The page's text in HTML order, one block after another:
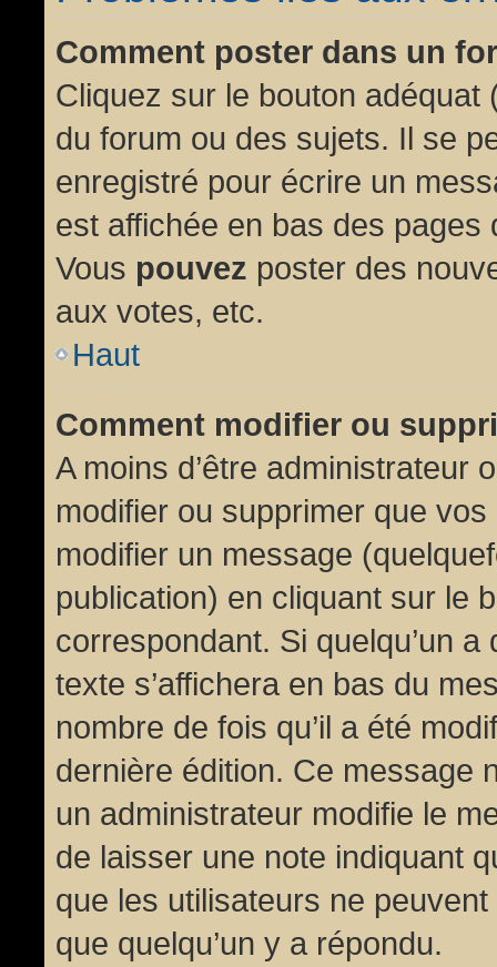
Comment poster dans un
Cliquez sur le bouton
du forum ou des sujets. Il se
enregistré pour écrire un
est affichée en bas des
Vous pouvez poster des
aux votes, etc.
Haut
Comment modifier ou
A moins d’être administrateur
modifier ou supprimer que
modifier un message
publication) en cliquant sur le
correspondant. Si quelqu’un
texte s’affichera en bas du
nombre de fois qu’il a été
dernière édition. Ce message
un administrateur modifie le
de laisser une note indiquant
que les utilisateurs ne
que quelqu’un y a répondu.